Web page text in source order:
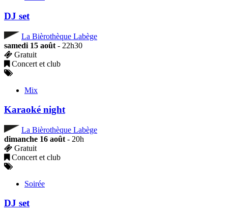
DJ set
La Bièrothèque Labège
samedi 15 août - 22h30
Gratuit
Concert et club
Mix
Karaoké night
La Bièrothèque Labège
dimanche 16 août - 20h
Gratuit
Concert et club
Soirée
DJ set